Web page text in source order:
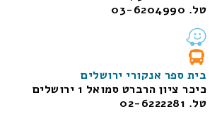
טל. 03-6204990
בית ספר אנקורי ירושלים
כיכר ציון הרברט סמואל 1
ירושלים
טל. 02-6222281